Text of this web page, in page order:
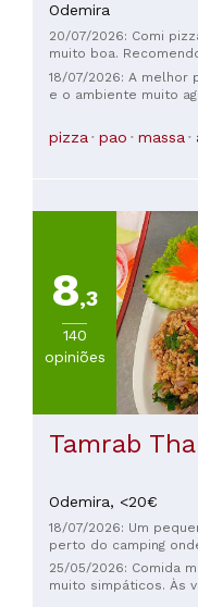
Odemira
20/07/2026: Comi
muito boa.
18/07/2026: A melhor
e o ambiente muito
pizza pao massa
8,3
140
opiniões
Tamrab
Odemira, <20€
18/07/2026: Um
perto do camping
com uma
25/05/2026: Comida
muito simpáticos. Às